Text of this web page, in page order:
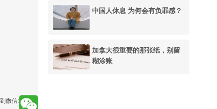
中国人休息 为何会有负罪感？
加拿大很重要的那张纸，别留
糊涂账
微信: